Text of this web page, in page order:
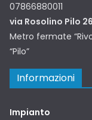
07866880011
via Rosolino Pilo
Metro fermate
“Pilo”
Informazioni
Impianto